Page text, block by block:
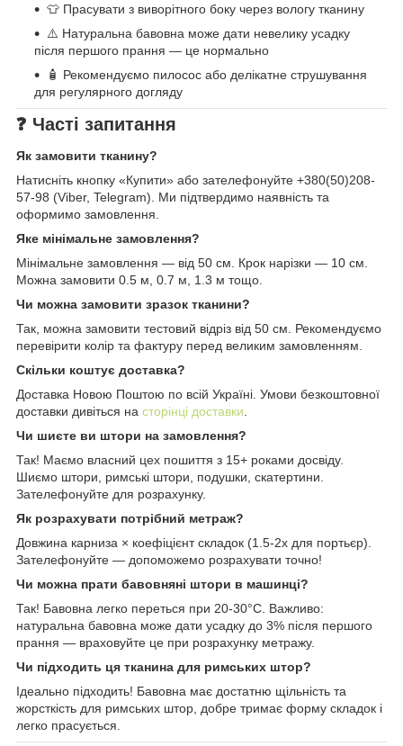
👕 Прасувати з виворітного боку через вологу тканину
⚠️ Натуральна бавовна може дати невелику усадку
після першого прання — це нормально
🧴 Рекомендуємо пилосос або делікатне струшування
для регулярного догляду
❓ Часті запитання
Як замовити тканину?
Натисніть кнопку «Купити» або зателефонуйте +380(50)208-
57-98 (Viber, Telegram). Ми підтвердимо наявність та
оформимо замовлення.
Яке мінімальне замовлення?
Мінімальне замовлення — від 50 см. Крок нарізки — 10 см.
Можна замовити 0.5 м, 0.7 м, 1.3 м тощо.
Чи можна замовити зразок тканини?
Так, можна замовити тестовий відріз від 50 см. Рекомендуємо
перевірити колір та фактуру перед великим замовленням.
Скільки коштує доставка?
Доставка Новою Поштою по всій Україні. Умови безкоштовної
доставки дивіться на сторінці доставки.
Чи шиєте ви штори на замовлення?
Так! Маємо власний цех пошиття з 15+ роками досвіду.
Шиємо штори, римські штори, подушки, скатертини.
Зателефонуйте для розрахунку.
Як розрахувати потрібний метраж?
Довжина карниза × коефіцієнт складок (1.5-2x для портьєр).
Зателефонуйте — допоможемо розрахувати точно!
Чи можна прати бавовняні штори в машинці?
Так! Бавовна легко переться при 20-30°C. Важливо:
натуральна бавовна може дати усадку до 3% після першого
прання — враховуйте це при розрахунку метражу.
Чи підходить ця тканина для римських штор?
Ідеально підходить! Бавовна має достатню щільність та
жорсткість для римських штор, добре тримає форму складок і
легко прасується.